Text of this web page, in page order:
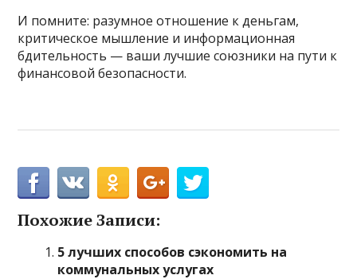
И помните: разумное отношение к деньгам,
критическое мышление и информационная
бдительность — ваши лучшие союзники на пути к
финансовой безопасности.
Похожие Записи:
5 лучших способов сэкономить на
коммунальных услугах